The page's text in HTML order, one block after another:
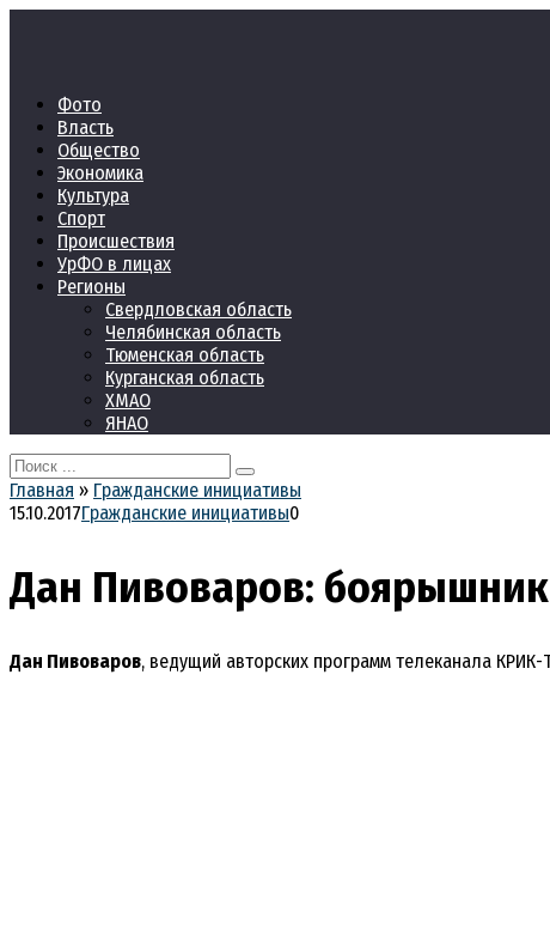
Фото
Власть
Общество
Экономика
Культура
Спорт
Происшествия
УрФО в лицах
Регионы
Свердловская область
Челябинская область
Тюменская область
Курганская область
ХМАО
ЯНАО
Search
for:
Главная » Гражданские инициативы
15.10.2017Гражданские инициативы0
Дан Пивоваров:
Дан Пивоваров, ведущий авторских программ телеканала